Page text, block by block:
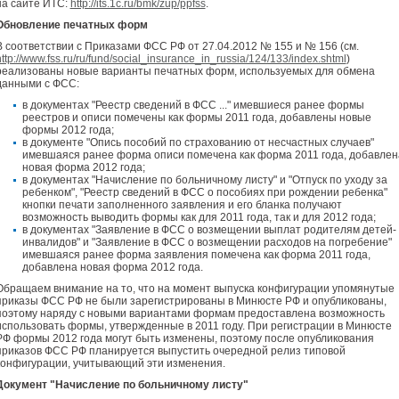
сайте ИТС: http://its.1c.ru/bmk/zup/ppfss.
печатных форм
соответствии с Приказами ФСС РФ от 27.04.2012 № 155 и № 156 (см.
www.fss.ru/ru/fund/social_insurance_in_russia/124/133/index.shtml )
новые варианты печатных форм, используемых для обмена
с ФСС:
в документах "Реестр сведений в ФСС ..." имевшиеся ранее формы
реестров и описи помечены как формы 2011 года, добавлены новые
формы 2012 года;
в документе "Опись пособий по страхованию от несчастных случаев"
имевшаяся ранее форма описи помечена как форма 2011 года,
новая форма 2012 года;
в документах "Начисление по больничному листу" и "Отпуск по уходу за
ребенком", "Реестр сведений в ФСС о пособиях при рождении ребенка"
кнопки печати заполненного заявления и его бланка получают
возможность выводить формы как для 2011 года, так и для 2012 года;
в документах "Заявление в ФСС о возмещении выплат родителям детей-
инвалидов" и "Заявление в ФСС о возмещении расходов на погребение"
имевшаяся ранее форма заявления помечена как форма 2011 года,
добавлена новая форма 2012 года.
внимание на то, что на момент выпуска конфигурации упомянутые
ФСС РФ не были зарегистрированы в Минюсте РФ и опубликованы,
наряду с новыми вариантами формам предоставлена возможность
формы, утвержденные в 2011 году. При регистрации в Минюсте
формы 2012 года могут быть изменены, поэтому после опубликования
ФСС РФ планируется выпустить очередной релиз типовой
учитывающий эти изменения.
"Начисление по больничному листу"